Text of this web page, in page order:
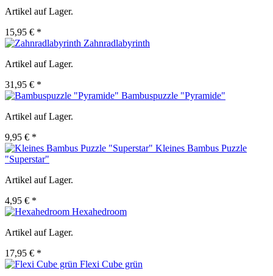
Artikel auf Lager.
15,95 € *
Zahnradlabyrinth
Artikel auf Lager.
31,95 € *
Bambuspuzzle "Pyramide"
Artikel auf Lager.
9,95 € *
Kleines Bambus Puzzle
"Superstar"
Artikel auf Lager.
4,95 € *
Hexahedroom
Artikel auf Lager.
17,95 € *
Flexi Cube grün